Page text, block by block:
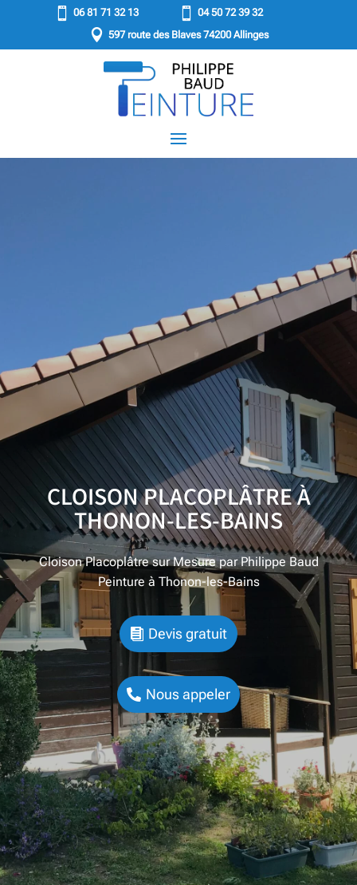
 06 81 71 32 13  04 50 72 39 32
 597 route des Blaves 74200 Allinges
CLOISON PLACOPLÂTRE À
THONON-LES-BAINS
Cloison Placoplâtre sur Mesure par Philippe Baud
Peinture à Thonon-les-Bains
Devis gratuit
Nous appeler